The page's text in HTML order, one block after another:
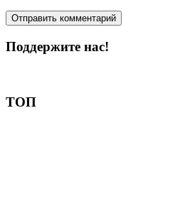
Поддержите нас!
ТОП